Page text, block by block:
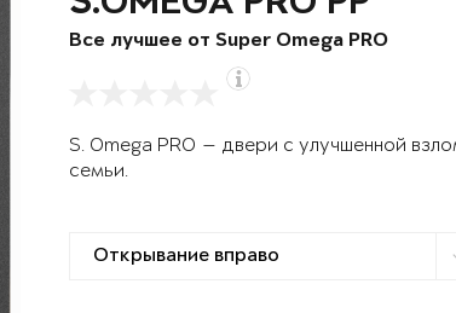
Все лучшее от Super Omega PRO
S. Omega PRO — двери с улучшенной
семьи.